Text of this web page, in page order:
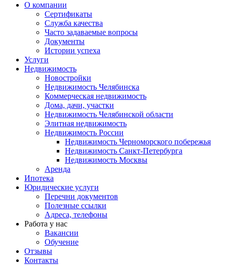
О компании
Сертификаты
Служба качества
Часто задаваемые вопросы
Документы
Истории успеха
Услуги
Недвижимость
Новостройки
Недвижимость Челябинска
Коммерческая недвижимость
Дома, дачи, участки
Недвижимость Челябинской области
Элитная недвижимость
Недвижимость России
Недвижимость Черноморского побережья
Недвижимость Санкт-Петербурга
Недвижимость Москвы
Аренда
Ипотека
Юридические услуги
Перечни документов
Полезные ссылки
Адреса, телефоны
Работа у нас
Вакансии
Обучение
Отзывы
Контакты